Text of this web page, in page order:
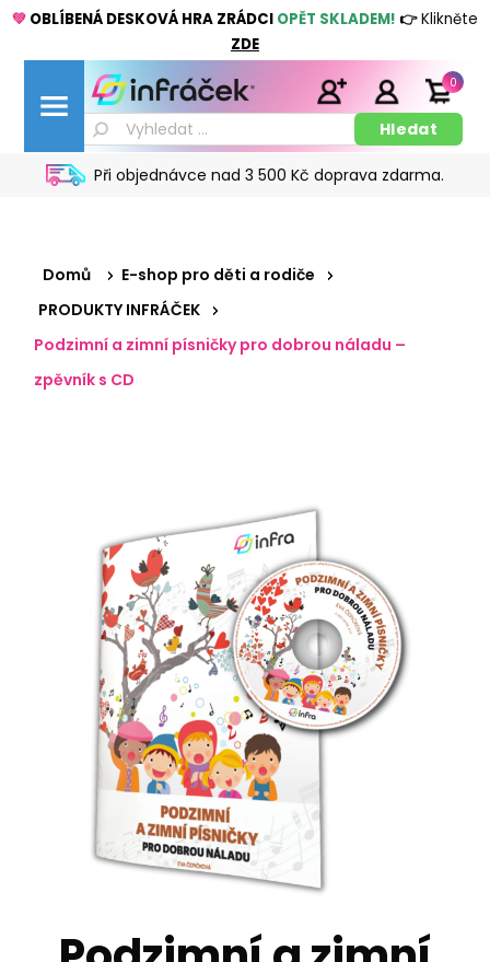
💚 OBLÍBENÁ DESKOVÁ HRA ZRÁDCI OPĚT SKLADEM! 👉Klikněte
ZDE
Při objednávce nad 3 500 Kč doprava zdarma.
0
Domů
E-shop pro děti a rodiče
PRODUKTY INFRÁČEK
Podzimní a zimní písničky pro dobrou náladu –
zpěvník s CD